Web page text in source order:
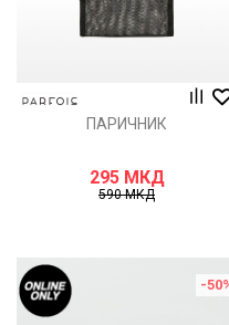
ПАРИЧНИК
295 МКД
590МКД
-50